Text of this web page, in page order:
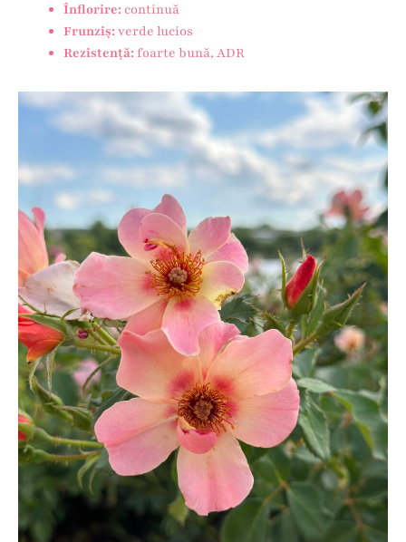
Înflorire: continuă
Frunziș: verde lucios
Rezistență: foarte bună, ADR